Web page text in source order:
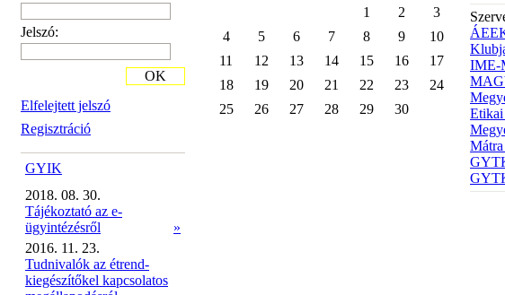
Jelszó:
Elfelejtett jelszó
Regisztráció
OK
GYIK
2018. 08. 30.
Tájékoztató az e-
ügyintézésről
»
2016. 11. 23.
Tudnivalók az étrend-
kiegészítőkel kapcsolatos
1
2
3
4
5 6 7 8 9
10
11
12 13 14 15 16
17
18
19 20 21 22 23
24
25
26 27 28 29 30
IME-